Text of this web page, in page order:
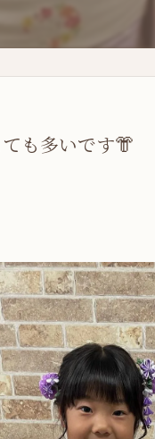
も多いです👘